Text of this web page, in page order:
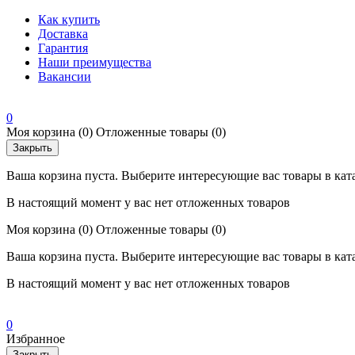
Как купить
Доставка
Гарантия
Наши преимущества
Вакансии
0
Моя корзина (0) Отложенные товары (0)
Закрыть
Ваша корзина пуста. Выберите интересующие вас товары в
В настоящий момент у вас нет отложенных товаров
Моя корзина (0) Отложенные товары (0)
Ваша корзина пуста. Выберите интересующие вас товары в
В настоящий момент у вас нет отложенных товаров
0
Избранное